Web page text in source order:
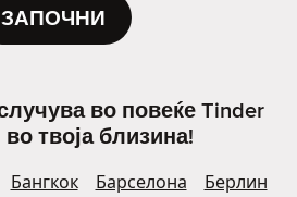
ЗАПОЧНИ
во повеќе Tinder
твоја близина!
Бангкок Барселона
Берлин